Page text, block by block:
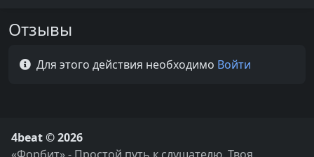
Отзывы
Для этого действия необходимо Войти
4beat © 2026